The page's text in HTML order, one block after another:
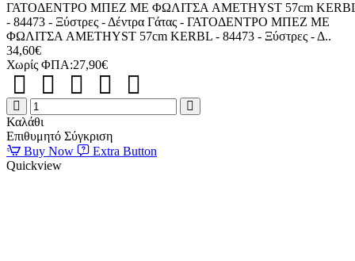
ΓΑΤΟΔΕΝΤΡΟ ΜΠΕΖ ΜΕ ΦΩΛΙΤΣΑ AMETHYST 57cm
- 84473 - Ξύστρες - Δέντρα Γάτας - ΓΑΤΟΔΕΝΤΡΟ ΜΠΕΖ ΜΕ
ΦΩΛΙΤΣΑ AMETHYST 57cm KERBL - 84473 - Ξύστρες - Δ..
34,60€
Χωρίς ΦΠΑ:27,90€
ΓΑΤΟΔΕΝΤΡΟ
ΜΠΕΖ
ΜΕ
ΦΩΛΙΤΣΑ
AMETHYST
57cm
Καλάθι
Επιθυμητό Σύγκριση
Buy Now
Extra Button
Quickview